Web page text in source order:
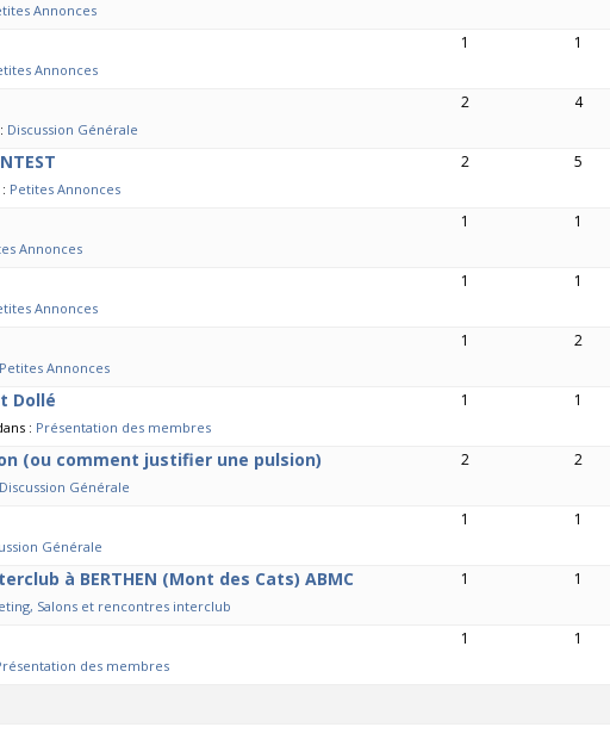
Annonces
Annonces
1 1
Discussion Générale
2 4
Petites Annonces
2 5
Annonces
1 1
Annonces
1 1
Petites Annonces
1 2
Dollé
: Présentation des membres
1 1
(ou comment justifier une pulsion)
Discussion Générale
2 2
Générale
1 1
à BERTHEN (Mont des Cats) ABMC
Salons et rencontres interclub
1 1
des membres
1 1